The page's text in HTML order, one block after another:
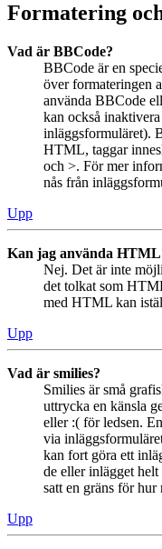
Formatering
Vad är BBCode?
BBCode är en
över formateringen
använda BBCode
kan också
inläggsformuläret).
HTML, taggar
och >. För mer
nås från
Upp
Kan jag använda
Nej. Det är inte
det tolkat som
med HTML kan
Upp
Vad är smilies?
Smilies är små
uttrycka en känsla
eller :( för ledsen.
via
kan fort göra ett
de eller inlägget
satt en gräns för
Upp